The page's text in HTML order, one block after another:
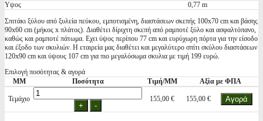
Υψος
0,77 m
Σπιτάκι ξύλου από ξυλεία πεύκου, εμποτισμένη, διαστάσεων σκεπής 100x70 cm και βάσης
90x60 cm (μήκος x πλάτος). Διαθέτει δίριχτη σκεπή από ραμποτέ ξύλο και ασφαλτόπανο,
καθώς και ραμποτέ πάτωμα. Εχει ύψος περίπου 77 cm και ευρύχωρη πόρτα για την είσοδο
και έξοδο των σκυλιών. Η εταιρεία μας διαθέτει και μεγαλύτερο σπίτι σκύλου διαστάσεων
120x90 cm και ύψους 107 cm για πιο μεγαλόσωμα σκυλια με τιμή 199 ευρώ.
Επιλογή ποσότητας & αγορά
ΜΜ
Ποσότητα Τιμή/ΜΜ Αξία με ΦΠΑ
Τεμάχιο 155,00 € 155,00 €